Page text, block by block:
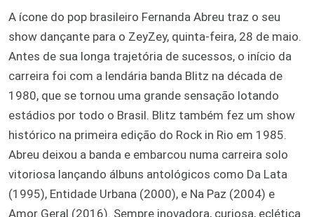
A ícone do pop brasileiro Fernanda Abreu traz o seu
show dançante para o ZeyZey, quinta-feira, 28 de maio.
Antes de sua longa trajetória de sucessos, o início da
carreira foi com a lendária banda Blitz na década de
1980, que se tornou uma grande sensação lotando
estádios por todo o Brasil. Blitz também fez um show
histórico na primeira edição do Rock in Rio em 1985.
Abreu deixou a banda e embarcou numa carreira solo
vitoriosa lançando álbuns antológicos como Da Lata
(1995), Entidade Urbana (2000), e Na Paz (2004) e
Amor Geral (2016). Sempre inovadora, curiosa, eclética